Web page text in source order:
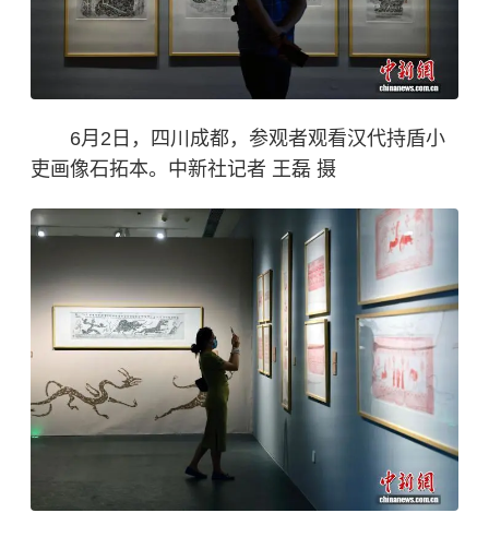
6月2日，四川成都，参观者观看汉代持盾小
吏画像石拓本。中新社记者 王磊 摄